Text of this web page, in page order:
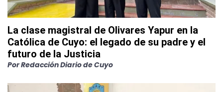
La clase magistral de Olivares Yapur en la
Católica de Cuyo: el legado de su padre y el
futuro de la Justicia
PorRedacción Diario de Cuyo